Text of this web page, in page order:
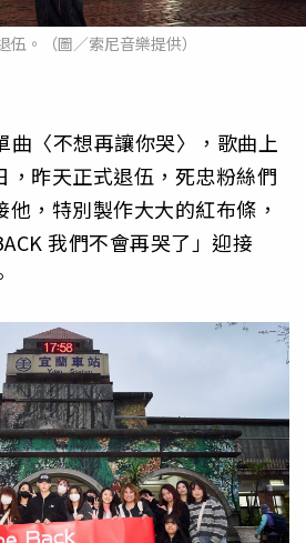
伍。（圖／索尼音樂提供）
曲〈不想再讓你哭〉，歌曲上
，昨天正式退伍，死忠粉絲們
，特別製作大大的紅布條，
我們不會再哭了」迎接